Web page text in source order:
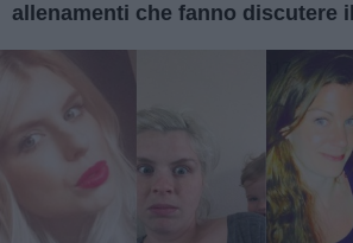
allenamenti che fanno discutere